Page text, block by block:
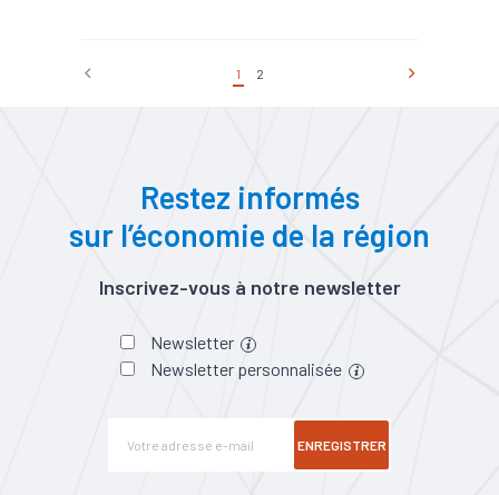
1 2
Restez informés
sur l’économie de la région
Inscrivez-vous à notre newsletter
Newsletter
Newsletter personnalisée
ENREGISTRER